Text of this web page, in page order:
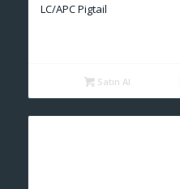
LC/APC Pigtail
Satın Al